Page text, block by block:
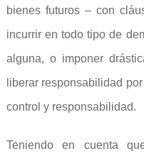
bienes futuros – con
incurrir en todo tipo de
alguna, o imponer
liberar responsabilidad
control y responsabilidad.
Teniendo en cuenta